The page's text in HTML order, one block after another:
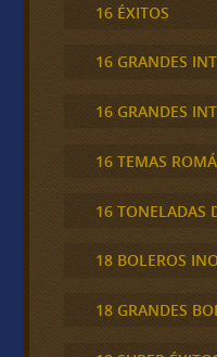
16 ÉXITOS
16 GRANDES
16 GRANDES
16 TEMAS
16 TONELADAS
18 BOLEROS
18 GRANDES